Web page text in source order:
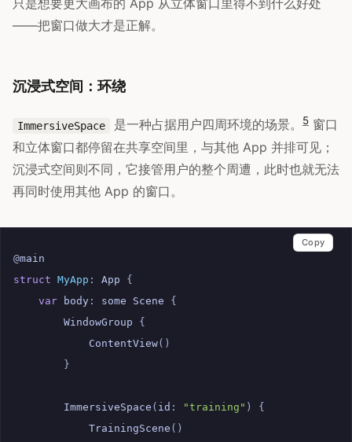
只是想要更大画布的 App 从立体窗口里得不到什么好处
——把窗口做大才是正解。
沉浸式空间：环绕
ImmersiveSpace 是一种占据用户四周环境的场景。 5 窗口
和立体窗口都停留在共享空间里，与其他 App 并排可见；
沉浸式空间则不同，它接管用户的整个周遭，此时也就无法
再同时使用其他 App 的窗口。
@main
struct MyApp : App
{
var
body : some Scene
{
WindowGroup
{
ContentView()
}
ImmersiveSpace ( id : "training" )
{
TrainingScene ()
Copy